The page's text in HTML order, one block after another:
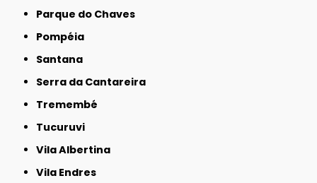
Parque do Chaves
Pompéia
Santana
Serra da Cantareira
Tremembé
Tucuruvi
Vila Albertina
Vila Endres